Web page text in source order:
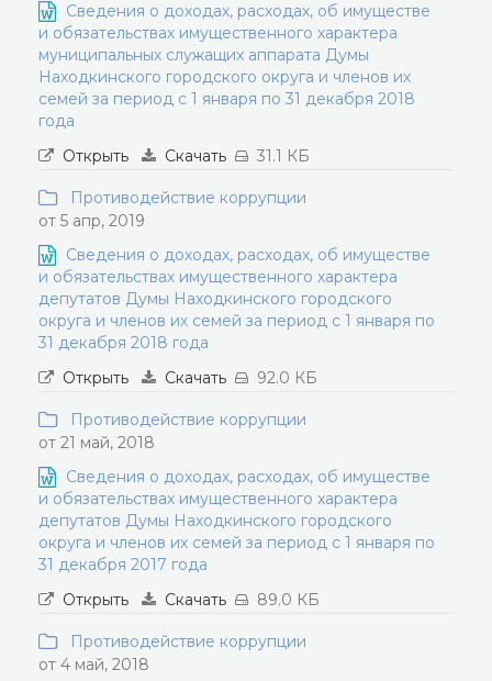
Сведения о доходах, расходах, об имуществе
и обязательствах имущественного характера
муниципальных служащих аппарата Думы
Находкинского городского округа и членов их
семей за период с 1 января по 31 декабря 2018
года
Открыть
Скачать 31.1 КБ
Противодействие коррупции
от 5 апр, 2019
Сведения о доходах, расходах, об имуществе
и обязательствах имущественного характера
депутатов Думы Находкинского городского
округа и членов их семей за период с 1 января по
31 декабря 2018 года
Открыть
Скачать 92.0 КБ
Противодействие коррупции
от 21 май, 2018
Сведения о доходах, расходах, об имуществе
и обязательствах имущественного характера
депутатов Думы Находкинского городского
округа и членов их семей за период с 1 января по
31 декабря 2017 года
Открыть
Скачать 89.0 КБ
Противодействие коррупции
от 4 май, 2018